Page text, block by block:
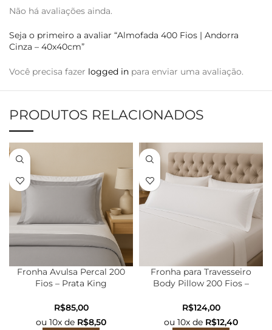
Não há avaliações ainda.
Seja o primeiro a avaliar “Almofada 400 Fios | Andorra
Cinza – 40x40cm”
Você precisa fazer logged in para enviar uma avaliação.
PRODUTOS RELACIONADOS
Fronha Avulsa Percal 200
Fios – Prata King
R$
ou 10x de R$8,50
Fronha para Travesseiro
Body Pillow 200 Fios –
R$
ou 10x de R$12,40